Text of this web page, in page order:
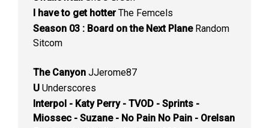
I have to get hotterThe Femcels
Season 03 : Board on the Next PlaneRandom
Sitcom
The Canyon JJerome87
U Underscores
Interpol - Katy Perry - TVOD - Sprints -
Miossec - Suzane - No Pain No Pain - Orelsan